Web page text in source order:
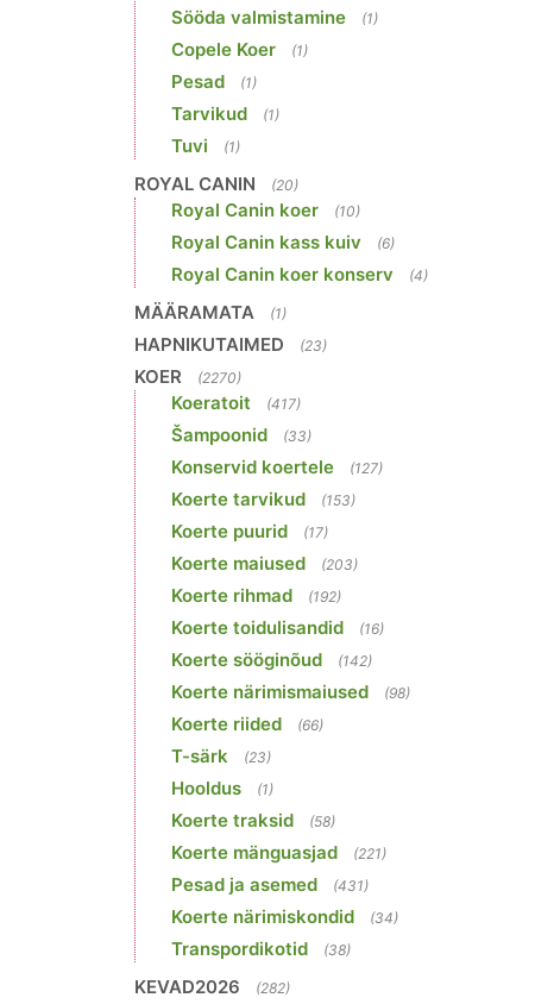
Sööda valmistamine (1)
Copele Koer (1)
Pesad (1)
Tarvikud (1)
Tuvi (1)
ROYAL CANIN (20)
Royal Canin koer (10)
Royal Canin kass kuiv (6)
Royal Canin koer konserv (4)
MÄÄRAMATA (1)
HAPNIKUTAIMED (23)
KOER (2270)
Koeratoit (417)
Šampoonid (33)
Konservid koertele (127)
Koerte tarvikud (153)
Koerte puurid (17)
Koerte maiused (203)
Koerte rihmad (192)
Koerte toidulisandid (16)
Koerte sööginõud (142)
Koerte närimismaiused (98)
Koerte riided (66)
T-särk (23)
Hooldus (1)
Koerte traksid (58)
Koerte mänguasjad (221)
Pesad ja asemed (431)
Koerte närimiskondid (34)
Transpordikotid (38)
KEVAD2026 (282)